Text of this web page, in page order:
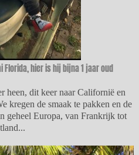
Florida, hier is hij bijna 1 jaar oud
heen, dit keer naar Californië en
kregen de smaak te pakken en de
geheel Europa, van Frankrijk tot